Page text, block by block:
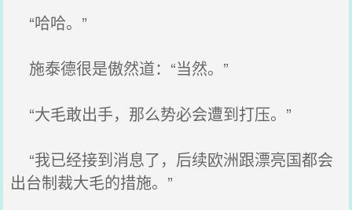
“哈哈。”
施泰德很是傲然道：“当然。”
“大毛敢出手，那么势必会遭到打压。”
“我已经接到消息了，后续欧洲跟漂亮国都会
出台制裁大毛的措施。”